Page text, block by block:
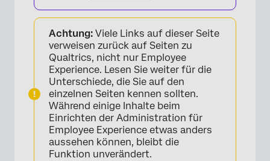
Achtung: Viele Links auf dieser Seite
verweisen zurück auf Seiten zu
Qualtrics, nicht nur Employee
Experience. Lesen Sie weiter für die
Unterschiede, die Sie auf den
einzelnen Seiten kennen sollten.
Während einige Inhalte beim
Einrichten der Administration für
Employee Experience etwas anders
aussehen können, bleibt die
Funktion unverändert.